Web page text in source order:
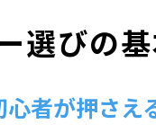
選びの
者が押さえ